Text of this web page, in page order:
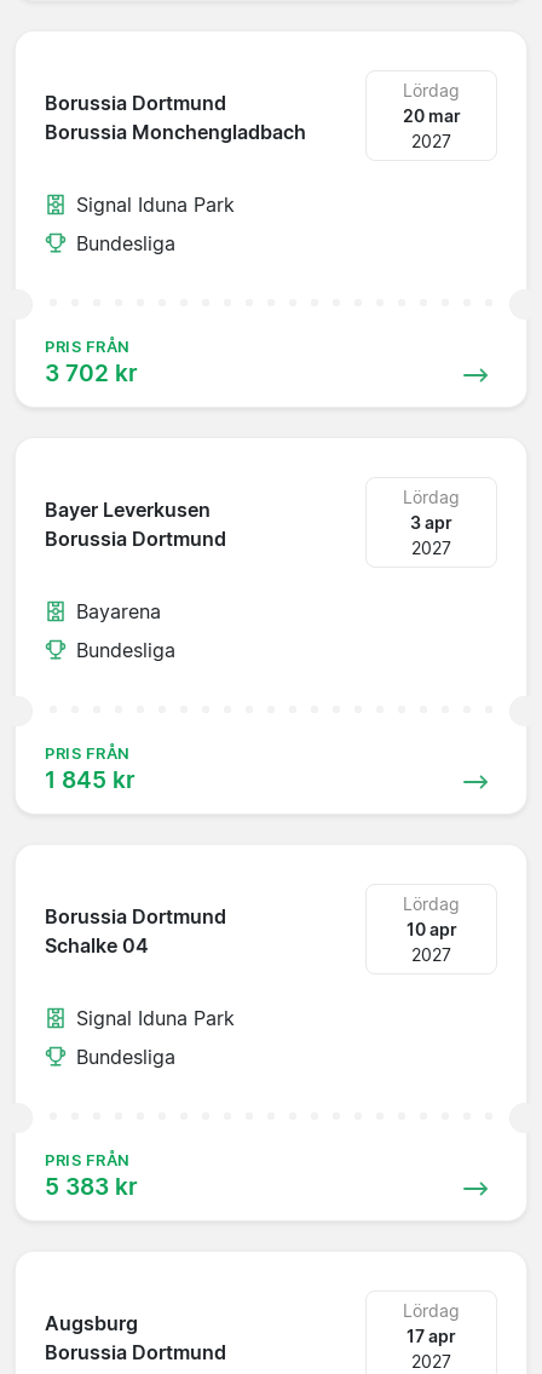
Borussia Dortmund
Borussia Monchengladbach
Lördag
20 mar
2027
Signal Iduna Park
Bundesliga
PRIS FRÅN
3 702 kr
Bayer Leverkusen
Borussia Dortmund
Lördag
3 apr
2027
Bayarena
Bundesliga
PRIS FRÅN
1 845 kr
Borussia Dortmund
Schalke 04
Lördag
10 apr
2027
Signal Iduna Park
Bundesliga
PRIS FRÅN
5 383 kr
Augsburg
Borussia Dortmund
Lördag
17 apr
2027